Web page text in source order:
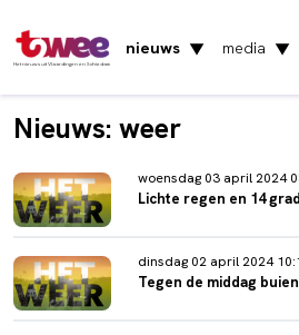
Het nieuws uit Vlaardingen en Schiedam
nieuws ▼ media ▼
Nieuws: weer
woensdag 03 april 2024
Lichte regen en 14
dinsdag 02 april 2024
Tegen de middag